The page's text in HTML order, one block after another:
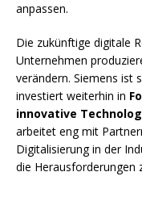
anpassen.
Die zukünftige digitale
Unternehmen
verändern. Siemens ist
investiert weiterhin in
innovative
arbeitet eng mit
Digitalisierung in der
die Herausforderungen